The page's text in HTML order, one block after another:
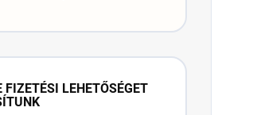
FIZETÉSI LEHETŐSÉGET